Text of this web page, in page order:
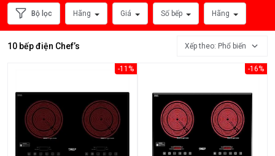
Xem
3.000.000
3.000.000
Bộ lọc Hãng Giá Số bếp Hãng
10 bếp điện Chef’s Xếp theo: Phổ biến
-11% -16%